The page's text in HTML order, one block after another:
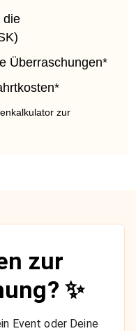
die
Überraschungen*
zur
zur
✨
Event oder Deine